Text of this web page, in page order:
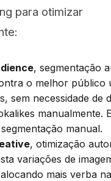
para otimizar
, segmentação
o melhor público
sem necessidade de
manualmente.
manual.
, otimização
variações de
mais verba